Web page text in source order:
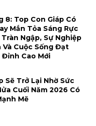
8: Top Con Giáp Có
Mắn Tỏa Sáng Rực
Tràn Ngập, Sự Nghiệp
Và Cuộc Sống Đạt
Cao Mới
Sẽ Trở Lại Nhờ Sức
Cuối Năm 2026 Có
Mẽ